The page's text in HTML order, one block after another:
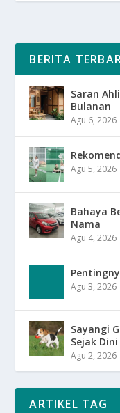
BERITA
Saran
Bulanan
Agu 6, 2026
Agu 5, 2026
Bahaya
Nama
Agu 4, 2026
Agu 3, 2026
Sayangi
Sejak Dini
Agu 2, 2026
ARTIKEL TAG